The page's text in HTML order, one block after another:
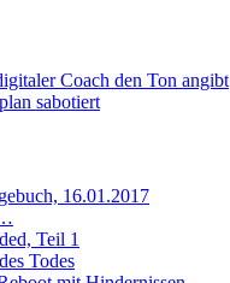
Coach den Ton angibt
sabotiert
16.01.2017
Teil 1
Todes